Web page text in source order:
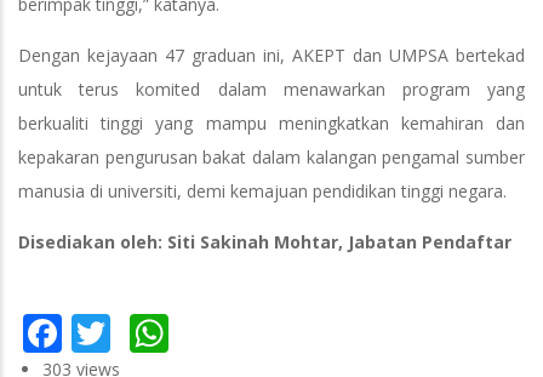
Dengan kejayaan 47 graduan ini, AKEPT dan UMPSA bertekad
untuk terus komited dalam menawarkan program yang
berkualiti tinggi yang mampu meningkatkan kemahiran dan
kepakaran pengurusan bakat dalam kalangan pengamal sumber
manusia di universiti, demi kemajuan pendidikan tinggi negara.
Disediakan oleh: Siti Sakinah Mohtar, Jabatan Pendaftar
Facebook
Twitter
303 views